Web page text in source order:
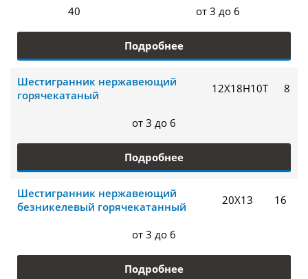
40 от 3 до 6
Подробнее
Шестигранник нержавеющий
горячекатаный
12Х18Н10Т 8
от 3 до 6
Подробнее
Шестигранник нержавеющий
безникелевый горячекатанный
20Х13 16
от 3 до 6
Подробнее